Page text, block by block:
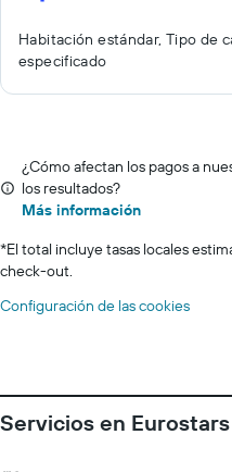
Habitación estándar, Tipo de
especificado
¿Cómo afectan los pagos a
los resultados?
Más información
*El total incluye tasas locales
check-out.
Configuración de las cookies
Servicios en